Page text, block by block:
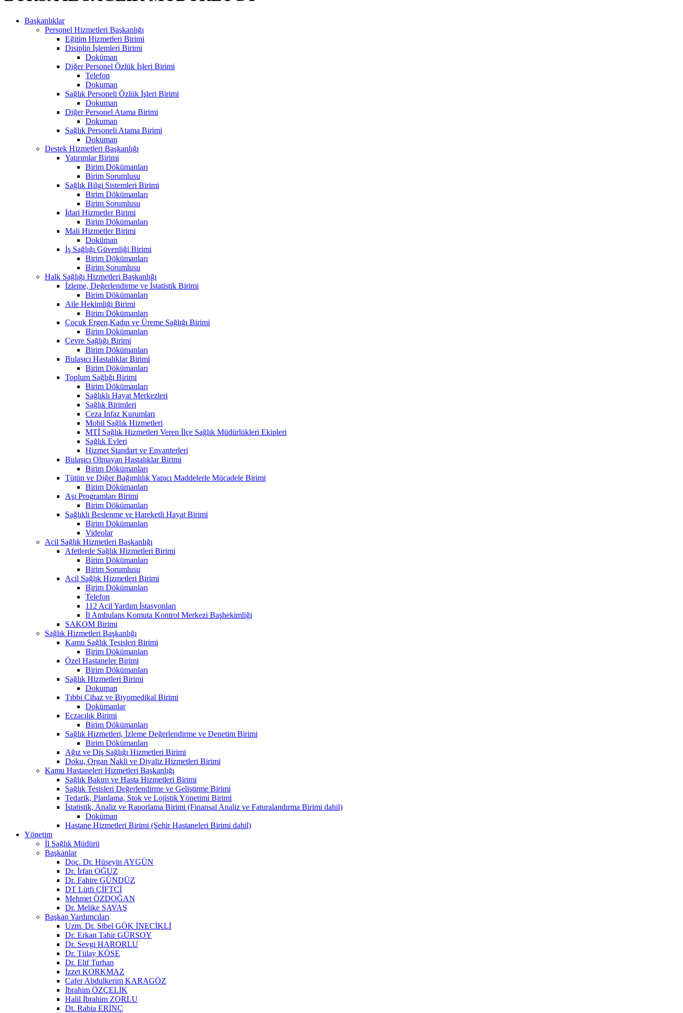
Başkanlıklar
Personel Hizmetleri Başkanlığı
Eğitim Hizmetleri Birimi
Disiplin İşlemleri Birimi
Doküman
Diğer Personel Özlük İşleri Birimi
Telefon
Dokuman
Sağlık Personeli Özlük İşleri Birimi
Dokuman
Diğer Personel Atama Birimi
Dokuman
Sağlık Personeli Atama Birimi
Dokuman
Destek Hizmetleri Başkanlığı
Yatırımlar Birimi
Birim Dökümanları
Birim Sorumlusu
Sağlık Bilgi Sistemleri Birimi
Birim Dökümanları
Birim Sorumlusu
İdari Hizmetler Birimi
Birim Dökümanları
Mali Hizmetler Birimi
Doküman
İş Sağlığı Güvenliği Birimi
Birim Dökümanları
Birim Sorumlusu
Halk Sağlığı Hizmetleri Başkanlığı
İzleme, Değerlendirme ve İstatistik Birimi
Birim Dökümanları
Aile Hekimliği Birimi
Birim Dökümanları
Çocuk Ergen,Kadın ve Üreme Sağlığı Birimi
Birim Dökümanları
Çevre Sağlığı Birimi
Birim Dökümanları
Bulaşıcı Hastalıklar Birimi
Birim Dökümanları
Toplum Sağlığı Birimi
Birim Dökümanları
Sağlıklı Hayat Merkezleri
Sağlık Birimleri
Ceza İnfaz Kurumları
Mobil Sağlık Hizmetleri
MTİ Sağlık Hizmetleri Veren İlçe Sağlık Müdürlükleri Ekipleri
Sağlık Evleri
Hizmet Standart ve Envanterleri
Bulaşıcı Olmayan Hastalıklar Birimi
Birim Dökümanları
Tütün ve Diğer Bağımlılık Yapıcı Maddelerle Mücadele Birimi
Birim Dökümanları
Aşı Programları Birimi
Birim Dökümanları
Sağlıklı Beslenme ve Hareketli Hayat Birimi
Birim Dökümanları
Videolar
Acil Sağlık Hizmetleri Başkanlığı
Afetlerde Sağlık Hizmetleri Birimi
Birim Dökümanları
Birim Sorumlusu
Acil Sağlık Hizmetleri Birimi
Birim Dökümanları
Telefon
112 Acil Yardım İstasyonları
İl Ambulans Komuta Kontrol Merkezi Başhekimliği
SAKOM Birimi
Sağlık Hizmetleri Başkanlığı
Kamu Sağlık Tesisleri Birimi
Birim Dökümanları
Özel Hastaneler Birimi
Birim Dökümanları
Sağlık Hizmetleri Birimi
Dokuman
Tıbbi Cihaz ve Biyomedikal Birimi
Dokümanlar
Eczacılık Birimi
Birim Dökümanları
Sağlık Hizmetleri, İzleme Değerlendirme ve Denetim Birimi
Birim Dökümanları
Ağız ve Diş Sağlığı Hizmetleri Birimi
Doku, Organ Nakli ve Diyaliz Hizmetleri Birimi
Kamu Hastaneleri Hizmetleri Başkanlığı
Sağlık Bakım ve Hasta Hizmetleri Birimi
Sağlık Tesisleri Değerlendirme ve Geliştirme Birimi
Tedarik, Planlama, Stok ve Lojistik Yönetimi Birimi
İstatistik, Analiz ve Raporlama Birimi (Finansal Analiz ve Faturalandırma Birimi dahil)
Doküman
Hastane Hizmetleri Birimi (Şehir Hastaneleri Birimi dahil)
Yönetim
İl Sağlık Müdürü
Başkanlar
Doç. Dr. Hüseyin AYGÜN
Dr. İrfan OĞUZ
Dr. Fahire GÜNDÜZ
DT Lütfi ÇİFTCİ
Mehmet ÖZDOĞAN
Dr. Melike SAVAŞ
Başkan Yardımcıları
Uzm. Dr. Sibel GÖK İNECİKLİ
Dr. Erkan Tahir GÜRSOY
Dr. Sevgi HARORLU
Dr. Tülay KÖSE
Dr. Elif Turhan
İzzet KORKMAZ
Cafer Abdulkerim KARAGÖZ
İbrahim ÖZÇELİK
Halil İbrahim ZORLU
Dt. Rabia ERİNÇ